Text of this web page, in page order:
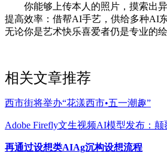
你能够上传本人的照片，摸索出异
提高效率：借帮AI手艺，供给多种AI
无论你是艺术快乐喜爱者仍是专业的绘
相关文章推荐
西市街将举办“花漾西市•五一潮趣”
Adobe Firefly文生视频AI模型发布：颠
再通过设想类AIAg沉构设想流程